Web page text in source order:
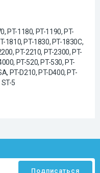
PT-1180, PT-1190, PT-
1810, PT-1830, PT-1830C,
PT-2210, PT-2300, PT-
PT-520, PT-530, PT-
PT-D210, PT-D400, PT-
5